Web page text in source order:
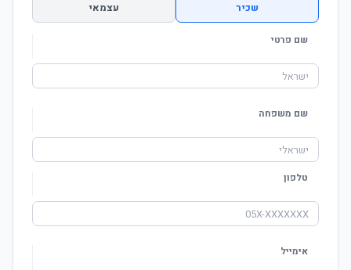
שכיר עצמאי
שם פרטי
שם משפחה
טלפון
אימייל